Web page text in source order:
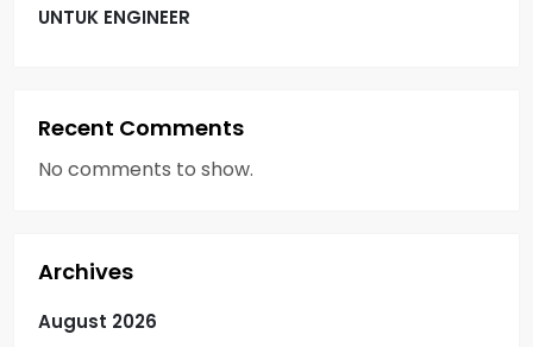
UNTUK ENGINEER
Recent Comments
No comments to show.
Archives
August 2026